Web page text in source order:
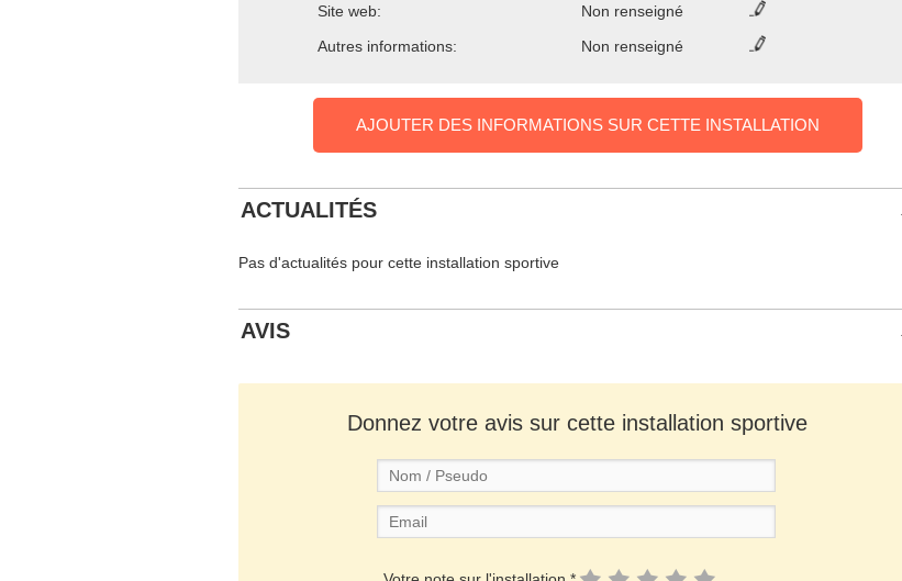
Site web:
Non renseigné
Autres informations:
Non renseigné
AJOUTER DES INFORMATIONS SUR CETTE INSTALLATION
ACTUALITÉS
Pas d'actualités pour cette installation sportive
AVIS
Donnez votre avis sur cette installation sportive